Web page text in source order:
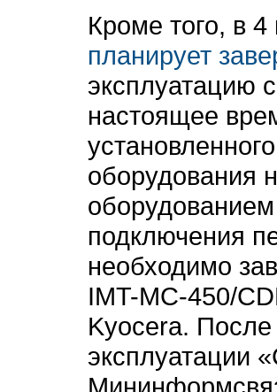
Кроме того, в 4
планирует
эксплуатацию
настоящее
оборудования
подключения
необходимо
IMT-MC-450/
Kyocera.
эксплуатации